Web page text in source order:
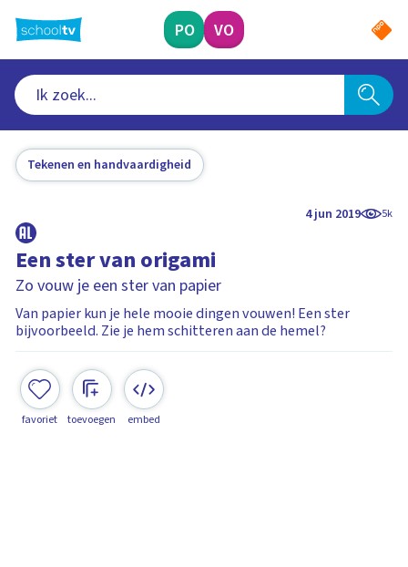
naar
hoofdinhoud
PO VO
Tekenen en handvaardigheid
4 jun 2019 5k
Een ster van origami
Zo vouw je een ster van papier
Van papier kun je hele mooie dingen vouwen! Een ster
bijvoorbeeld. Zie je hem schitteren aan de hemel?
favoriet toevoegen embed